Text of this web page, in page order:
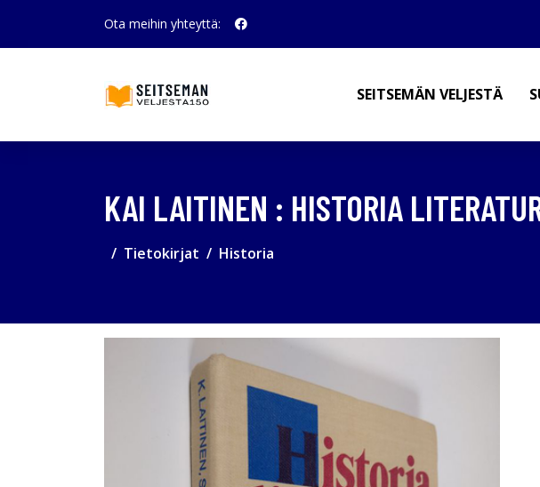
Ota meihin yhteyttä:
SEITSEMÄN VELJESTÄ
KAI LAITINEN : HISTORIA
Tietokirjat Historia